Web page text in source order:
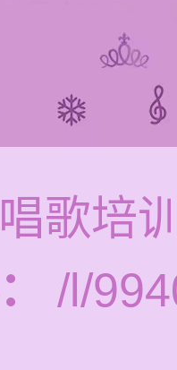
唱歌培
/l/